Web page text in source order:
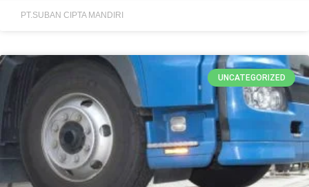
PT.SUBAN CIPTA MANDIRI
UNCATEGORIZED